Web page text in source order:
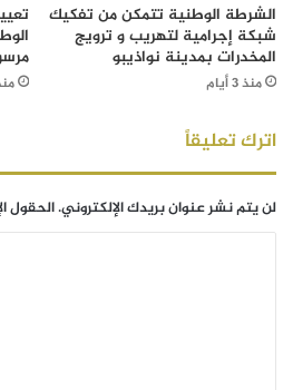
الشرطة الوطنية تتمكن من تفكيك
شبكة إجرامية لتهريب و ترويج
المخدرات بمدينة نواذيبو
منذ 3 أيام منذ 4
اترك تعليقاً
لن يتم نشر عنوان بريدك الإلكتروني.الحقول